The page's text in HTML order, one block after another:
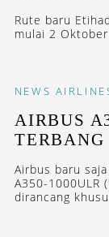
Rute baru
mulai 2
NEWS
AIRBUS
Airbus baru
A350-1000ULR
dirancang